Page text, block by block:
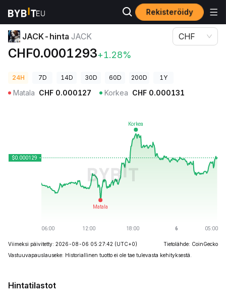
Rekisteröidy
Kryptohinnat
JACK-hinta JACK
CHF0.0001293+1.28%
CHF
24H 7D 14D 30D 60D 200D 1Y
Matala CHF 0.000127 Korkea CHF 0.000131
Viimeksi päivitetty: 2026-08-06 05:27:42 (UTC+0)
Tietolähde: CoinGecko
Vastuuvapauslauseke: Historiallinen tuotto ei ole tae tulevasta kehityksestä.
Hintatilastot